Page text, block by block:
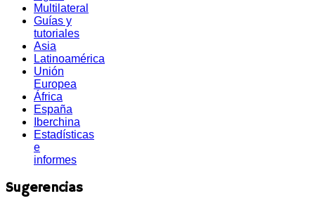
Multilateral
Guías y
tutoriales
Asia
Latinoamérica
Unión
Europea
África
España
Iberchina
Estadísticas
e
informes
Sugerencias